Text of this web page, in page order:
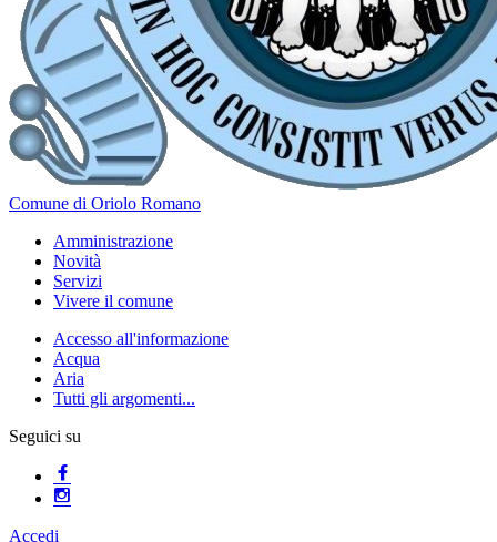
Comune di Oriolo Romano
Amministrazione
Novità
Servizi
Vivere il comune
Accesso all'informazione
Acqua
Aria
Tutti gli argomenti...
Seguici su
Accedi